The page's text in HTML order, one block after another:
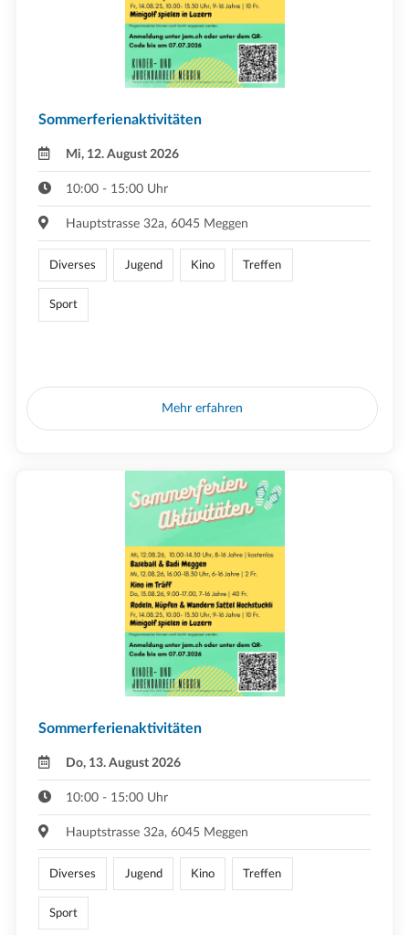
Sommerferienaktivitäten
Mi, 12. August 2026
10:00 - 15:00 Uhr
Hauptstrasse 32a, 6045 Meggen
Diverses Jugend Kino Treffen
Sport
Mehr erfahren
Sommerferienaktivitäten
Do, 13. August 2026
10:00 - 15:00 Uhr
Hauptstrasse 32a, 6045 Meggen
Diverses Jugend Kino Treffen
Sport